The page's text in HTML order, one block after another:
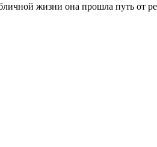
жизни она прошла путь от